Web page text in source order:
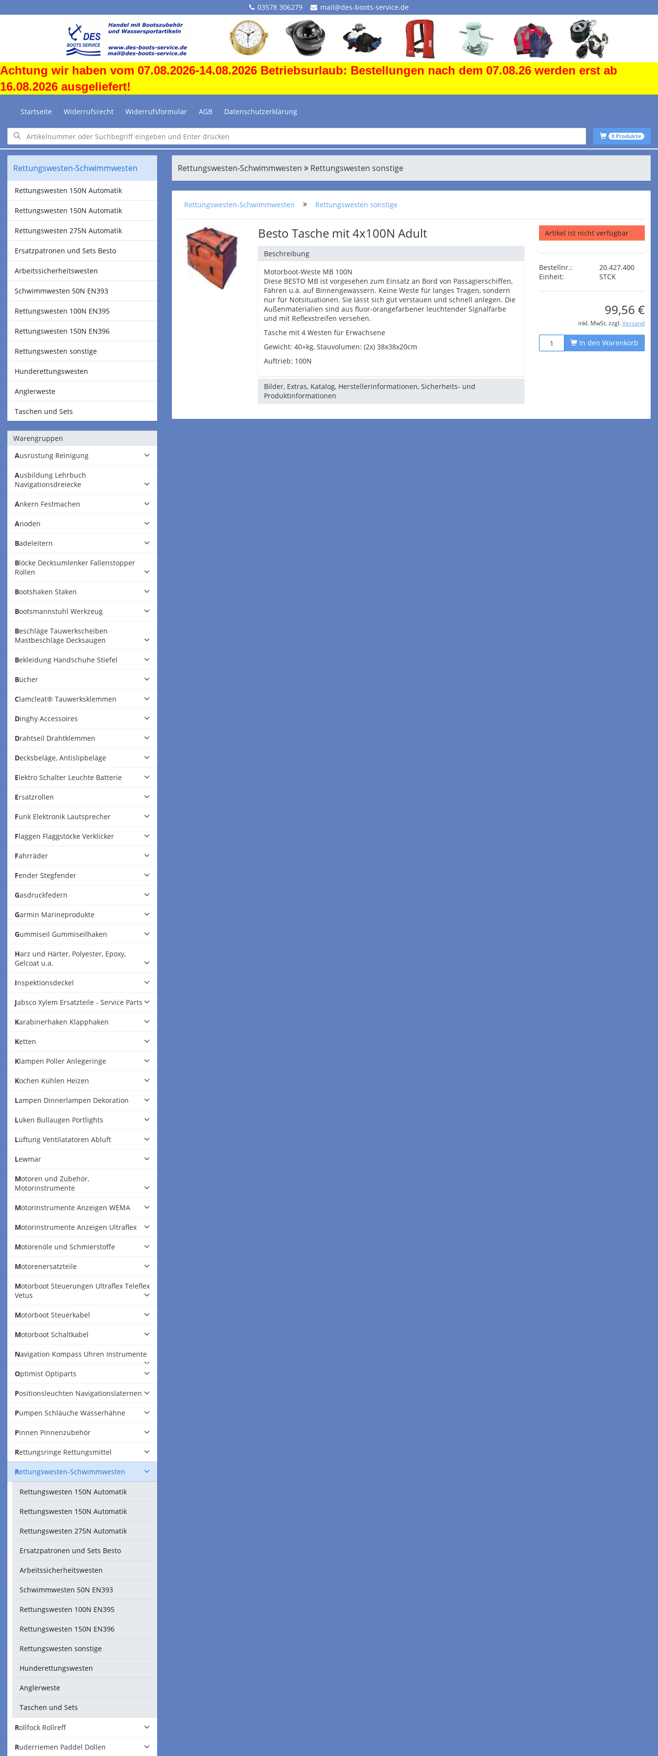
03578 306279 mail@des-boots-service.de
Achtung wir haben vom 07.08.2026-14.08.2026 Betriebsurlaub: Bestellungen nach dem 07.08.26 werden erst ab
16.08.2026 ausgeliefert!
Startseite Widerrufsrecht Widerrufsformular AGB Datenschutzerklärung
0 Produkte
Rettungswesten-Schwimmwesten
Rettungswesten 150N Automatik
Rettungswesten 150N Automatik
Rettungswesten 275N Automatik
Ersatzpatronen und Sets Besto
Arbeitssicherheitswesten
Schwimmwesten 50N EN393
Rettungswesten 100N EN395
Rettungswesten 150N EN396
Rettungswesten sonstige
Hunderettungswesten
Anglerweste
Taschen und Sets
Warengruppen
Ausrüstung Reinigung
Ausbildung Lehrbuch
Navigationsdreiecke
Ankern Festmachen
Anoden
Badeleitern
Blöcke Decksumlenker Fallenstopper
Rollen
Bootshaken Staken
Bootsmannstuhl Werkzeug
Beschläge Tauwerkscheiben
Mastbeschläge Decksaugen
Bekleidung Handschuhe Stiefel
Bücher
Clamcleat® Tauwerksklemmen
Dinghy Accessoires
Drahtseil Drahtklemmen
Decksbeläge, Antislipbeläge
Elektro Schalter Leuchte Batterie
Ersatzrollen
Funk Elektronik Lautsprecher
Flaggen Flaggstöcke Verklicker
Fahrräder
Fender Stegfender
Gasdruckfedern
Garmin Marineprodukte
Gummiseil Gummiseilhaken
Harz und Härter, Polyester, Epoxy,
Gelcoat u.a.
Inspektionsdeckel
Jabsco Xylem Ersatzteile - Service Parts
Karabinerhaken Klapphaken
Ketten
Klampen Poller Anlegeringe
Kochen Kühlen Heizen
Lampen Dinnerlampen Dekoration
Luken Bullaugen Portlights
Lüftung Ventilatatoren Abluft
Lewmar
Motoren und Zubehör,
Motorinstrumente
Motorinstrumente Anzeigen WEMA
Motorinstrumente Anzeigen Ultraflex
Motorenöle und Schmierstoffe
Motorenersatzteile
Motorboot Steuerungen Ultraflex Teleflex
Vetus
Motorboot Steuerkabel
Motorboot Schaltkabel
Navigation Kompass Uhren Instrumente
Optimist Optiparts
Positionsleuchten Navigationslaternen
Pumpen Schläuche Wasserhähne
Pinnen Pinnenzubehör
Rettungsringe Rettungsmittel
Rettungswesten-Schwimmwesten
Rettungswesten 150N Automatik
Rettungswesten 150N Automatik
Rettungswesten 275N Automatik
Ersatzpatronen und Sets Besto
Arbeitssicherheitswesten
Schwimmwesten 50N EN393
Rettungswesten 100N EN395
Rettungswesten 150N EN396
Rettungswesten sonstige
Hunderettungswesten
Anglerweste
Taschen und Sets
Rollfock Rollreff
Ruderriemen Paddel Dollen
Rettungswesten-Schwimmwesten Rettungswesten sonstige
Rettungswesten-Schwimmwesten Rettungswesten sonstige
Besto Tasche mit 4x100N Adult
Beschreibung
Motorboot-Weste MB 100N
Diese BESTO MB ist vorgesehen zum Einsatz an Bord von Passagierschiffen,
Fähren u.ä. auf Binnengewässern. Keine Weste für langes Tragen, sondern
nur für Notsituationen. Sie lässt sich gut verstauen und schnell anlegen. Die
Außenmaterialien sind aus fluor-orangefarbener leuchtender Signalfarbe
und mit Reflexstreifen versehen.
Tasche mit 4 Westen für Erwachsene
Gewicht: 40+kg, Stauvolumen: (2x) 38x38x20cm
Auftrieb: 100N
Bilder, Extras, Katalog, Herstellerinformationen, Sicherheits- und
Produktinformationen
Artikel ist nicht verfügbar
Bestellnr.:
20.427.400
Einheit:
STCK
99,56 €
inkl. MwSt. zzgl. Versand
In den Warenkorb